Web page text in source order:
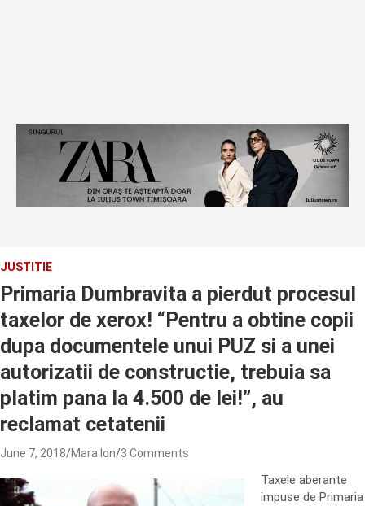
JUSTITIE
Primaria Dumbravita a pierdut procesul
taxelor de xerox! “Pentru a obtine copii
dupa documentele unui PUZ si a unei
autorizatii de constructie, trebuia sa
platim pana la 4.500 de lei!”, au
reclamat cetatenii
June 7, 2018 Mara Ion 3 Comments
Taxele aberante
impuse de Primaria